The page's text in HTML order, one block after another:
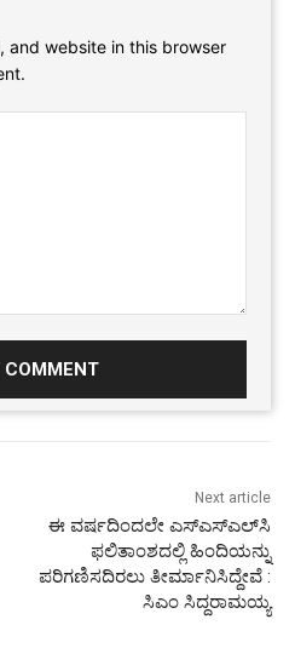
and website in this browser
Next article
ಈ ವರ್ಷದಿಂದಲೇ ಎಸ್‌ಎಸ್‌ಎಲ್‌ಸಿ
ಫಲಿತಾಂಶದಲ್ಲಿ ಹಿಂದಿಯನ್ನು
ಪರಿಗಣಿಸದಿರಲು ತೀರ್ಮಾನಿಸಿದ್ದೇವೆ :
ಸಿಎಂ ಸಿದ್ದರಾಮಯ್ಯ